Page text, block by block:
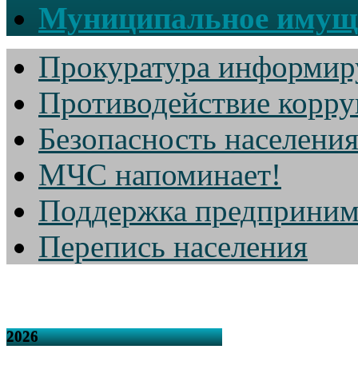
Муниципальное
Прокуратура
Противодействие
Безопасность населения
МЧС напоминает!
Поддержка
Перепись населения
2026